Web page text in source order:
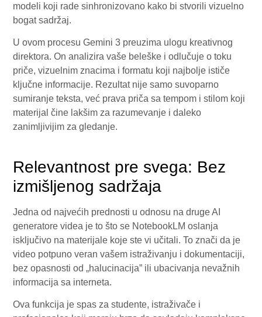
modeli koji rade sinhronizovano kako bi stvorili vizuelno
bogat sadržaj.
U ovom procesu Gemini 3 preuzima ulogu kreativnog
direktora. On analizira vaše beleške i odlučuje o toku
priče, vizuelnim znacima i formatu koji najbolje ističe
ključne informacije. Rezultat nije samo suvoparno
sumiranje teksta, već prava priča sa tempom i stilom koji
materijal čine lakšim za razumevanje i daleko
zanimljivijim za gledanje.
Relevantnost pre svega: Bez
izmišljenog sadržaja
Jedna od najvećih prednosti u odnosu na druge AI
generatore videa je to što se NotebookLM oslanja
isključivo na materijale koje ste vi učitali. To znači da je
video potpuno veran vašem istraživanju i dokumentaciji,
bez opasnosti od „halucinacija” ili ubacivanja nevažnih
informacija sa interneta.
Ova funkcija je spas za studente, istraživače i